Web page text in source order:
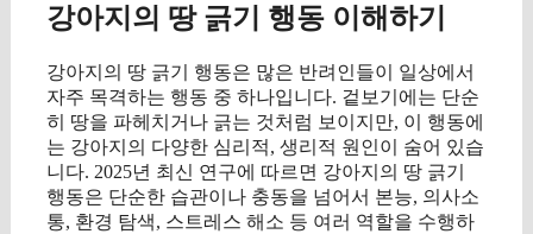
강아지의 땅 긁기 행동 이해하기
강아지의 땅 긁기 행동은 많은 반려인들이 일상에서
자주 목격하는 행동 중 하나입니다. 겉보기에는 단순
히 땅을 파헤치거나 긁는 것처럼 보이지만, 이 행동에
는 강아지의 다양한 심리적, 생리적 원인이 숨어 있습
니다. 2025년 최신 연구에 따르면 강아지의 땅 긁기
행동은 단순한 습관이나 충동을 넘어서 본능, 의사소
통, 환경 탐색, 스트레스 해소 등 여러 역할을 수행하